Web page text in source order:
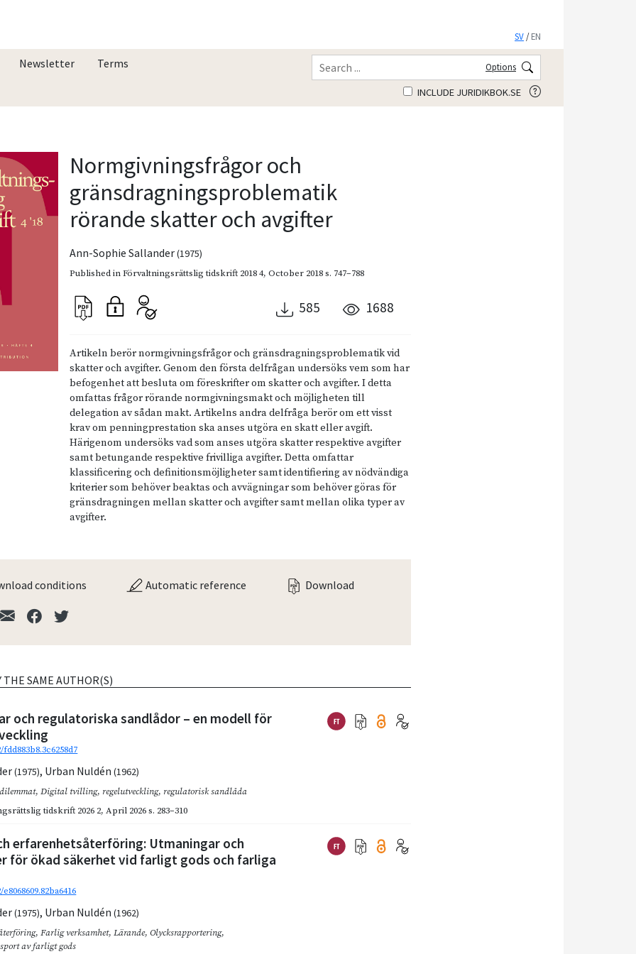
SV /EN
Newsletter Terms Options
INCLUDE JURIDIKBOK.SE
Normgivningsfrågor och
gränsdragningsproblematik
rörande skatter och avgifter
Ann-Sophie Sallander(1975)
Published inFörvaltningsrättslig tidskrift 2018 4,October 2018s. 747–788
585 1688
Artikeln berör normgivningsfrågor och gränsdragningsproblematik vid
skatter och avgifter. Genom den första delfrågan undersöks vem som har
befogenhet att besluta om föreskrifter om skatter och avgifter. I detta
omfattas frågor rörande normgivningsmakt och möjligheten till
delegation av sådan makt. Artikelns andra delfråga berör om ett visst
krav om penningprestation ska anses utgöra en skatt eller avgift.
Härigenom undersöks vad som anses utgöra skatter respektive avgifter
samt betungande respektive frivilliga avgifter. Detta omfattar
klassificering och definitionsmöjligheter samt identifiering av nödvändiga
kriterier som behöver beaktas och avvägningar som behöver göras för
gränsdragningen mellan skatter och avgifter samt mellan olika typer av
avgifter.
conditions Automatic reference Download
THE SAME AUTHOR(S)
och regulatoriska sandlådor – en modell för
(1975), Urban Nuldén(1962)
,Digital tvilling, regelutveckling, regulatorisk sandlåda
tidskrift 2026 2,April 2026 s. 283–310
erfarenhetsåterföring: Utmaningar och
för ökad säkerhet vid farligt gods och farliga
(1975), Urban Nuldén(1962)
,Farlig verksamhet,Lärande,Olycksrapportering,
av farligt gods